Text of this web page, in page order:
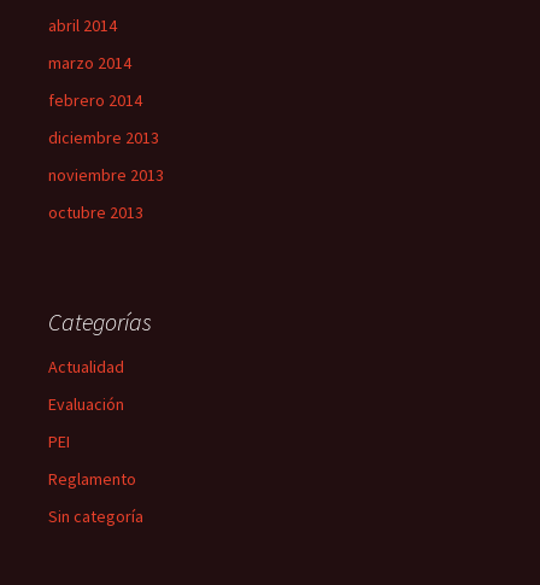
abril 2014
marzo 2014
febrero 2014
diciembre 2013
noviembre 2013
octubre 2013
Categorías
Actualidad
Evaluación
PEI
Reglamento
Sin categoría